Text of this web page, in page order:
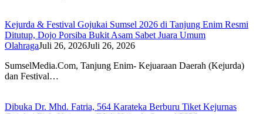
Kejurda & Festival Gojukai Sumsel 2026 di Tanjung Enim Resmi
Ditutup, Dojo Porsiba Bukit Asam Sabet Juara Umum
OlahragaJuli 26, 2026Juli 26, 2026
SumselMedia.Com, Tanjung Enim- Kejuaraan Daerah (Kejurda)
dan Festival…
Dibuka Dr. Mhd. Fatria, 564 Karateka Berburu Tiket Kejurnas